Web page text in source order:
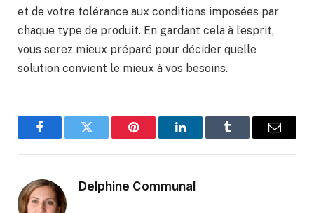
et de votre tolérance aux conditions imposées par
chaque type de produit. En gardant cela à l’esprit,
vous serez mieux préparé pour décider quelle
solution convient le mieux à vos besoins.
FacebookTwitter Pinterest LinkedInTumblr Email
Delphine Communal